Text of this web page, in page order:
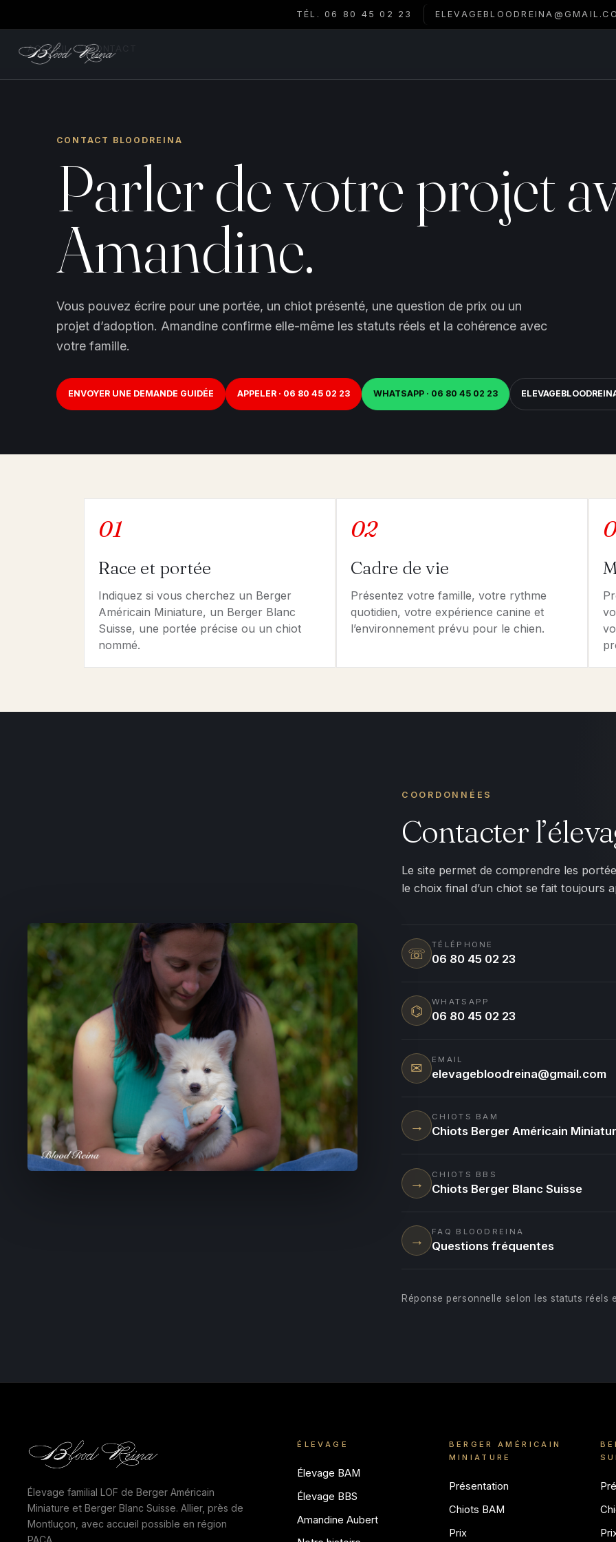
TÉL. 06 80 45 02 23
ACCUEIL › CONTACT
CONTACT BLOODREINA
Parler de votre projet
Amandine.
Vous pouvez écrire pour une portée, un chiot présenté, une question de prix ou un
projet d’adoption. Amandine confirme elle-même les statuts réels et la cohérence avec
votre famille.
ENVOYER UNE DEMANDE GUIDÉE APPELER · 06 80 45 02 23 WHATSAPP · 06 80 45 02 23
01
Race et portée
Indiquez si vous cherchez un Berger
Américain Miniature, un Berger Blanc
Suisse, une portée précise ou un chiot
nommé.
02
Cadre de vie
Présentez votre famille, votre rythme
quotidien, votre expérience canine et
l’environnement prévu pour le chien.
COORDONNÉES
Contacter
Le site permet de comprendre les
le choix final d’un chiot se fait toujours
☏
TÉLÉPHONE
06 80 45 02 23
⌬
WHATSAPP
06 80 45 02 23
✉
EMAIL
elevagebloodreina@gmail.com
→
CHIOTS BAM
Chiots Berger Américain
→
CHIOTS BBS
Chiots Berger Blanc Suisse
→
FAQ BLOODREINA
Questions fréquentes
Réponse personnelle selon les statuts réels
Élevage familial LOF de Berger Américain
Miniature et Berger Blanc Suisse. Allier, près de
Montluçon, avec accueil possible en région
ÉLEVAGE
Élevage BAM
Élevage BBS
Amandine Aubert
BERGER AMÉRICAIN
MINIATURE
Présentation
Chiots BAM
Prix